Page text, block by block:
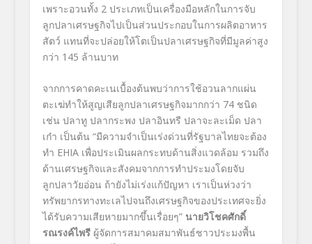
เพราะอวนทั้ง 2 ประเภทเป็นเครื่องมือหลักในการจับ
ลูกปลาเศรษฐกิจไปเป็นส่วนประกอบในการผลิตอาหาร
สัตว์ แทนที่จะปล่อยให้โตเป็นปลาเศรษฐกิจที่มีมูลค่าสูง
กว่า 145 ล้านบาท
จากการคาดคะเนเบื้องต้นพบว่าการใช้อวนลากแผ่น
ตะเฆ่ทำให้สูญเสียลูกปลาเศรษฐกิจมากกว่า 74 ชนิด
เช่น ปลาทู ปลากระพง ปลาอินทรี ปลาจะละเม็ด ปลา
เก๋า เป็นต้น “มีความจำเป็นเร่งด่วนที่รัฐบาลไทยจะต้อง
ทำ EHIA เพื่อประเมินผลกระทบด้านสิ่งแวดล้อม รวมถึง
ด้านเศรษฐกิจและสังคมจากการทำประมงโดยจับ
ลูกปลาวัยอ่อน ถ้ายังไม่เร่งแก้ปัญหา เราเป็นห่วงว่า
ทรัพยากรทางทะเลไปจนถึงเศรษฐกิจของประเทศจะยิ่ง
ได้รับความเสียหายมากขึ้นเรื่อยๆ” นายวิโชคศักดิ์
รณรงค์ไพรีผู้จัดการสมาคมสมาพันธ์ชาวประมงพื้น